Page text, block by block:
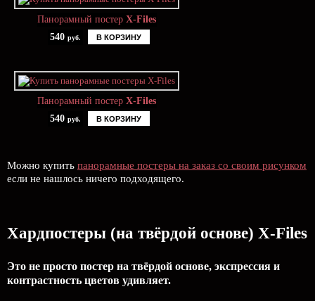
Панорамный постер X-Files
540 руб. В КОРЗИНУ
Панорамный постер X-Files
540 руб. В КОРЗИНУ
Можно купить панорамные постеры на заказ со своим рисунком
если не нашлось ничего подходящего.
Хардпостеры (на твёрдой основе) X-Files
Это не просто постер на твёрдой основе, экспрессия и
контрастность цветов удивляет.